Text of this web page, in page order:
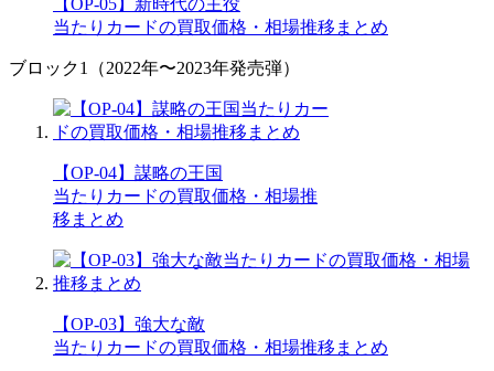
当たりカードの買取価格・相場推移まとめ
ブロック1（2022年〜2023年発売弾）
【OP-04】謀略の王国
当たりカードの買取価格・相場推
移まとめ
【OP-03】強大な敵
当たりカードの買取価格・相場推移まとめ